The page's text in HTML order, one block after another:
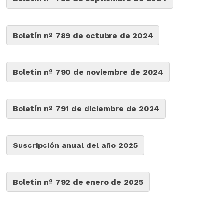
Boletín nº 789 de octubre de 2024
Boletín nº 790 de noviembre de 2024
Boletín nº 791 de diciembre de 2024
Suscripción anual del año 2025
Boletín nº 792 de enero de 2025